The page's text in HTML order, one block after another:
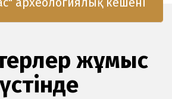
жұмыс
үстінде